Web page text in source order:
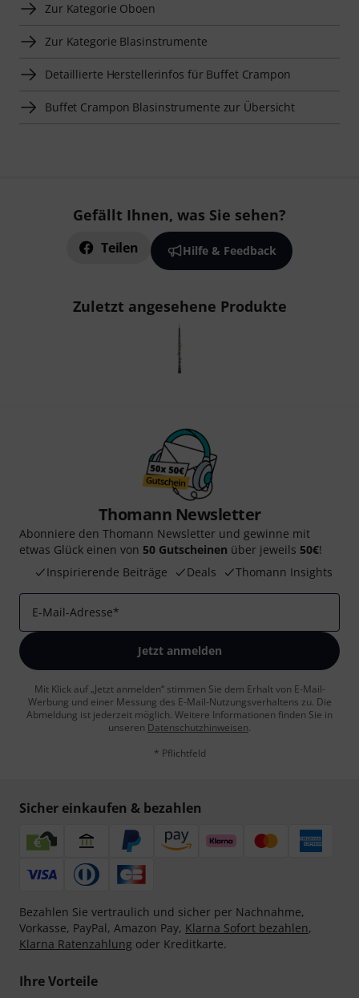
Zur Kategorie Oboen
Zur Kategorie Blasinstrumente
Detaillierte Herstellerinfos für Buffet Crampon
Buffet Crampon Blasinstrumente zur Übersicht
Gefällt Ihnen, was Sie sehen?
Teilen Hilfe & Feedback
Zuletzt angesehene Produkte
Thomann Newsletter
Abonniere den Thomann Newsletter und gewinne mit
etwas Glück einen von 50 Gutscheinen über jeweils 50€!
Inspirierende Beiträge
Deals Thomann Insights
E-Mail-Adresse*
Jetzt anmelden
Mit Klick auf „Jetzt anmelden“ stimmen Sie dem Erhalt von E-Mail-
Werbung und einer Messung des E-Mail-Nutzungsverhaltens zu. Die
Abmeldung ist jederzeit möglich. Weitere Informationen finden Sie in
unseren Datenschutzhinweisen.
* Pflichtfeld
Sicher einkaufen & bezahlen
Bezahlen Sie vertraulich und sicher per Nachnahme,
Vorkasse, PayPal, Amazon Pay, Klarna Sofort bezahlen,
Klarna Ratenzahlung oder Kreditkarte.
Ihre Vorteile